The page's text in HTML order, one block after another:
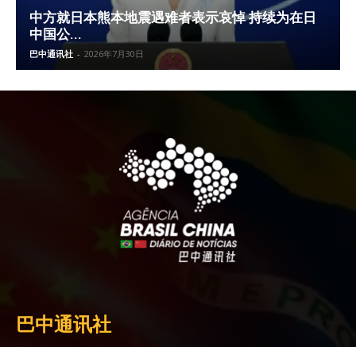
中方就日本熊本地震遇难者表示哀悼 持续为在日
中国公...
巴中通讯社 - 2026年7月30日
巴中通讯社